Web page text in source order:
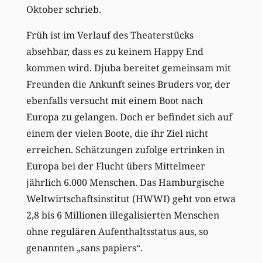
Oktober schrieb.
Früh ist im Verlauf des Theaterstücks
absehbar, dass es zu keinem Happy End
kommen wird. Djuba bereitet gemeinsam mit
Freunden die Ankunft seines Bruders vor, der
ebenfalls versucht mit einem Boot nach
Europa zu gelangen. Doch er befindet sich auf
einem der vielen Boote, die ihr Ziel nicht
erreichen. Schätzungen zufolge ertrinken in
Europa bei der Flucht übers Mittelmeer
jährlich 6.000 Menschen. Das Hamburgische
Weltwirtschaftsinstitut (HWWI) geht von etwa
2,8 bis 6 Millionen illegalisierten Menschen
ohne regulären Aufenthaltsstatus aus, so
genannten „sans papiers“.